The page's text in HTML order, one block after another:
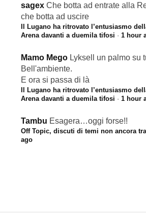
sagex Che botta ad entrate alla
che botta ad uscire
Il Lugano ha ritrovato l’entusiasmo
Arena davanti a duemila tifosi · 1 hour
Mamo Mego Lyksell un palmo su
Bell'ambiente.
E ora si passa di là
Il Lugano ha ritrovato l’entusiasmo
Arena davanti a duemila tifosi · 1 hour
Tambu Esagera…oggi forse!!
Off Topic, discuti di temi non ancora
ago